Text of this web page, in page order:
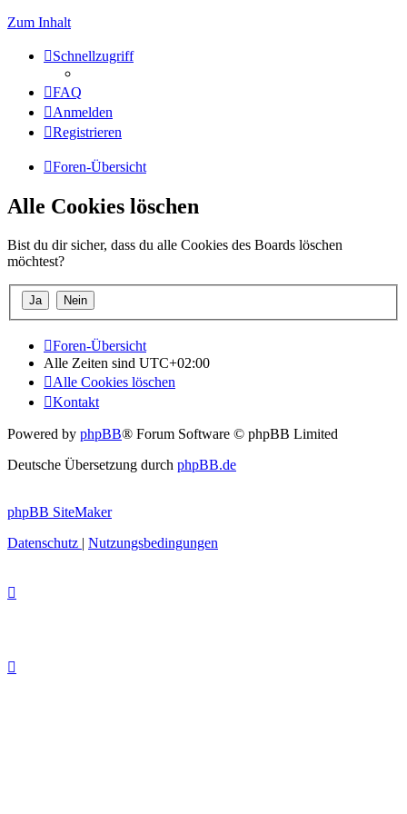
Zum Inhalt
Schnellzugriff
FAQ
Anmelden
Registrieren
Foren-Übersicht
Alle Cookies löschen
Bist du dir sicher, dass du alle Cookies des Boards löschen
möchtest?
Foren-Übersicht
Alle Zeiten sind UTC+02:00
Alle Cookies löschen
Kontakt
Powered by phpBB® Forum Software © phpBB Limited
Deutsche Übersetzung durch phpBB.de
phpBB SiteMaker
Datenschutz | Nutzungsbedingungen